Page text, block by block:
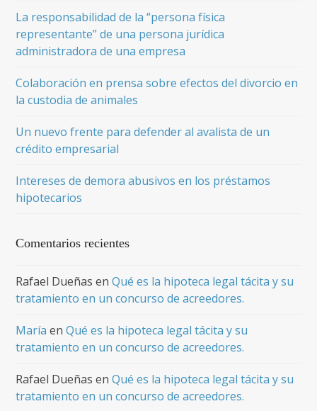
La responsabilidad de la “persona física
representante” de una persona jurídica
administradora de una empresa
Colaboración en prensa sobre efectos del divorcio en
la custodia de animales
Un nuevo frente para defender al avalista de un
crédito empresarial
Intereses de demora abusivos en los préstamos
hipotecarios
Comentarios recientes
Rafael Dueñas enQué es la hipoteca legal tácita y su
tratamiento en un concurso de acreedores.
María enQué es la hipoteca legal tácita y su
tratamiento en un concurso de acreedores.
Rafael Dueñas enQué es la hipoteca legal tácita y su
tratamiento en un concurso de acreedores.